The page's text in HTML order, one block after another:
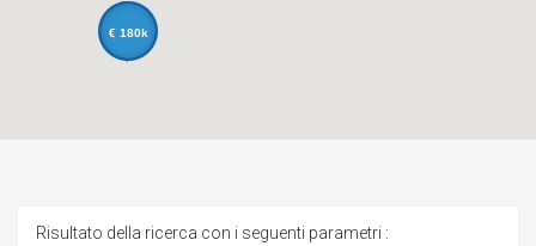
€ 180k
Risultato della ricerca con i seguenti parametri :